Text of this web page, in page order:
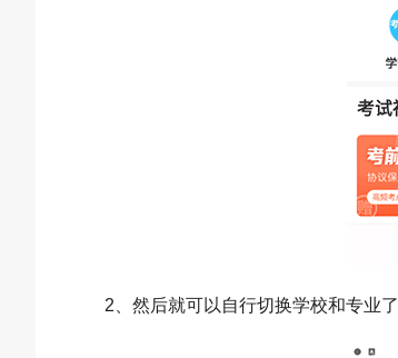
2、然后就可以自行切换学校和专业了